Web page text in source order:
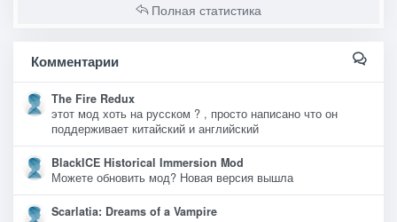
Полная статистика
Комментарии
The Fire Redux
этот мод хоть на русском ? , просто написано что он
поддерживает китайский и английский
BlackICE Historical Immersion Mod
Можете обновить мод? Новая версия вышла
Scarlatia: Dreams of a Vampire